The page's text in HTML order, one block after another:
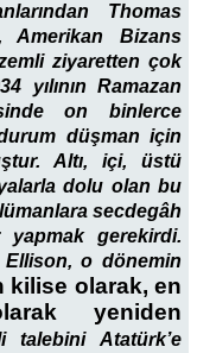
Thomas
Amerikan Bizans
ziyaretten çok
yılının Ramazan
on binlerce
düşman için
Altı, içi, üstü
dolu olan bu
secdegâh
gerekirdi.
o dönemin
kilise olarak, en
yeniden
Atatürk’e